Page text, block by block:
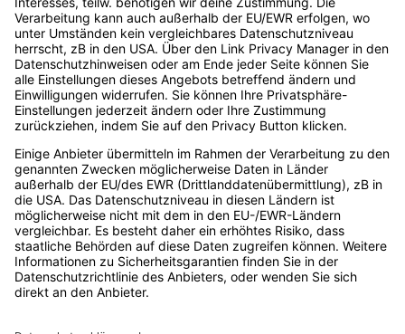
Impressum|Datenschutz
Login
Loggen Sie sich ein.
E-Mail-Adresse
Passwort